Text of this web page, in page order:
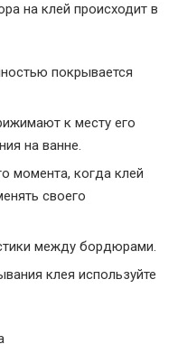
на клей происходит в
покрывается
к месту его
на ванне.
момента, когда клей
своего
между бордюрами.
клея используйте